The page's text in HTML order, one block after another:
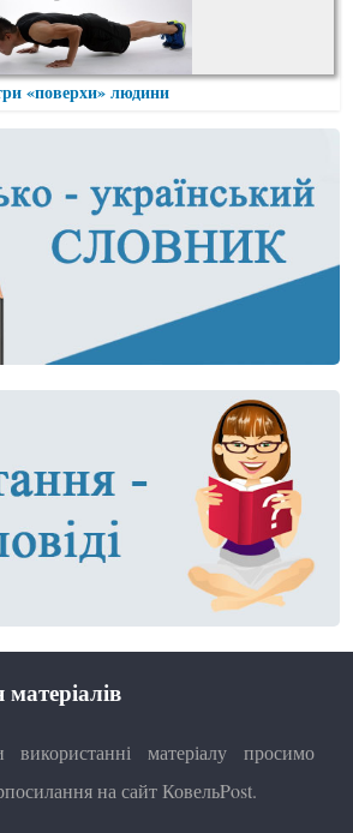
«поверхи» людини
матеріалу просимо
на сайт КовельPost.